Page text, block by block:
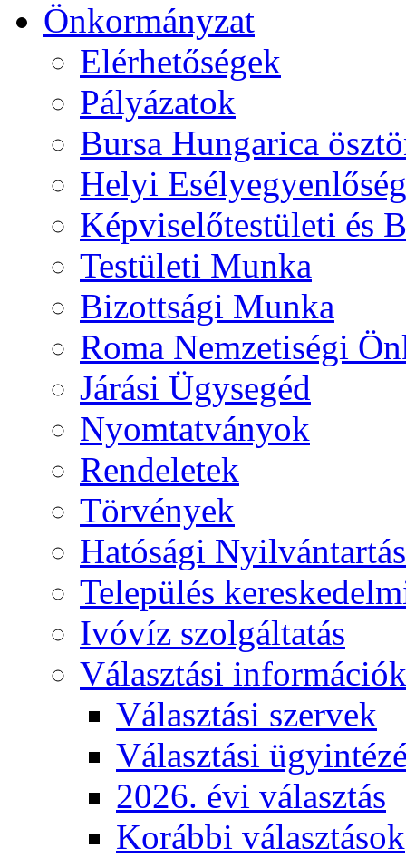
Önkormányzat
Elérhetőségek
Pályázatok
Bursa Hungarica
Helyi
Képviselőtestületi és
Testületi Munka
Bizottsági Munka
Roma Nemzetiségi
Járási Ügysegéd
Nyomtatványok
Rendeletek
Törvények
Hatósági
Település
Ivóvíz szolgáltatás
Választási információk
Választási szervek
Választási
2026. évi választás
Korábbi választások